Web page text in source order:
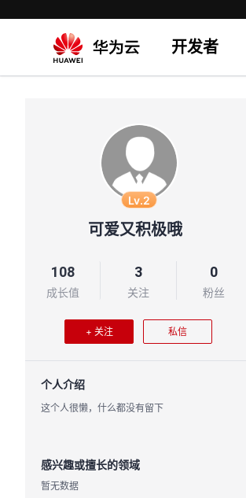
开发者
Lv.2
可爱又积极哦
108
成长值
3
关注
0
粉丝
+ 关注 私信
个人介绍
这个人很懒，什么都没有留下
感兴趣或擅长的领域
暂无数据